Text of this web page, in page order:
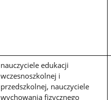
nauczyciele edukacji
wczesnoszkolnej i
przedszkolnej, nauczyciele
wychowania fizycznego